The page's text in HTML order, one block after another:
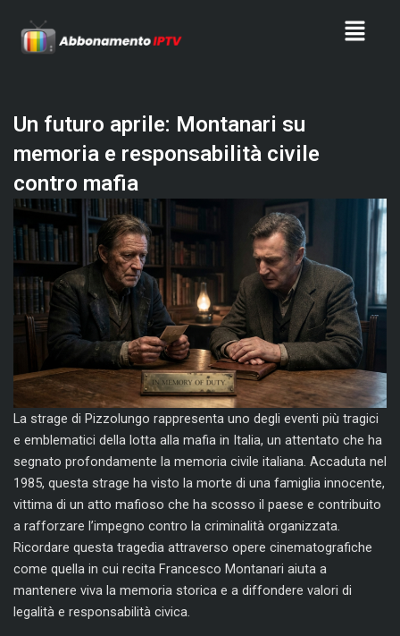
content
Menu
Un futuro aprile: Montanari su
memoria e responsabilità civile
contro mafia
La strage di Pizzolungo rappresenta uno degli eventi più tragici
e emblematici della lotta alla mafia in Italia, un attentato che ha
segnato profondamente la memoria civile italiana. Accaduta nel
1985, questa strage ha visto la morte di una famiglia innocente,
vittima di un atto mafioso che ha scosso il paese e contribuito
a rafforzare l’impegno contro la criminalità organizzata.
Ricordare questa tragedia attraverso opere cinematografiche
come quella in cui recita Francesco Montanari aiuta a
mantenere viva la memoria storica e a diffondere valori di
legalità e responsabilità civica.